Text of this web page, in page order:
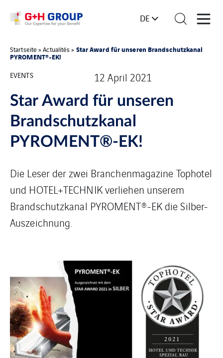
DE
Startseite »Actualités» Star Award für unseren Brandschutzkanal
PYROMENT®-EK!
EVENTS
12 April 2021
Star Award für unseren
Brandschutzkanal
PYROMENT®-EK!
Die Leser der zwei Branchenmagazine Tophotel
und HOTEL+TECHNIK verliehen unserem
Brandschutzkanal PYROMENT®-EK die Silber-
Auszeichnung.